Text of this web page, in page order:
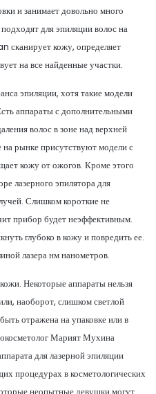
и занимает довольно много
для эпиляции волос на
сканирует кожу, определяет
на все найденные участки.
эпиляции, хотя такие модели
аппараты с дополнительными
волос в зоне над верхней
рынке присутствуют модели с
кожу от ожогов. Кроме этого
лазерного эпилятора для
Слишком короткие не
прибор будет неэффективным.
глубоко в кожу и повредить ее.
лазера нм нанометров.
Некоторые аппараты нельзя
наоборот, слишком светлой
отражена на упаковке или в
Марият Мухина
для лазерной эпиляции
процедурах в косметологических